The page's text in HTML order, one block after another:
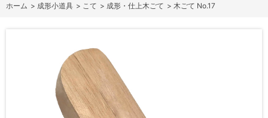
ホーム > 成形小道具 > こて > 成形・仕上木ごて > 木ごて No.17